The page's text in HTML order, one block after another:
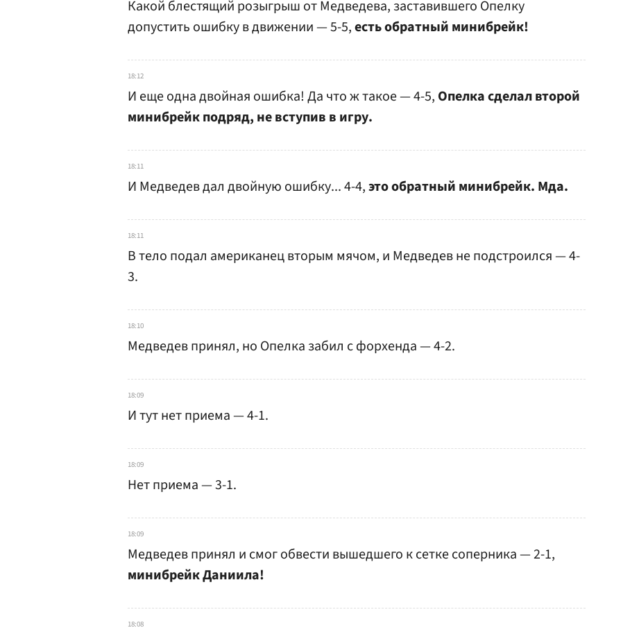
Какой блестящий розыгрыш от Медведева, заставившего Опелку
допустить ошибку в движении — 5-5,есть обратный минибрейк!
18:12
И еще одна двойная ошибка! Да что ж такое — 4-5, Опелка сделал второй
минибрейк подряд, не вступив в игру.
18:11
И Медведев дал двойную ошибку... 4-4,это обратный минибрейк. Мда.
18:11
В тело подал американец вторым мячом, и Медведев не подстроился — 4-
3.
18:10
Медведев принял, но Опелка забил с форхенда — 4-2.
18:09
И тут нет приема — 4-1.
18:09
Нет приема — 3-1.
18:09
Медведев принял и смог обвести вышедшего к сетке соперника — 2-1,
минибрейк Даниила!
18:08